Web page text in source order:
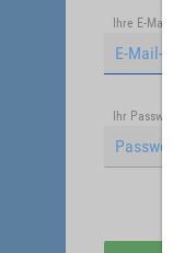
Ihre E-
Ihr Passwort